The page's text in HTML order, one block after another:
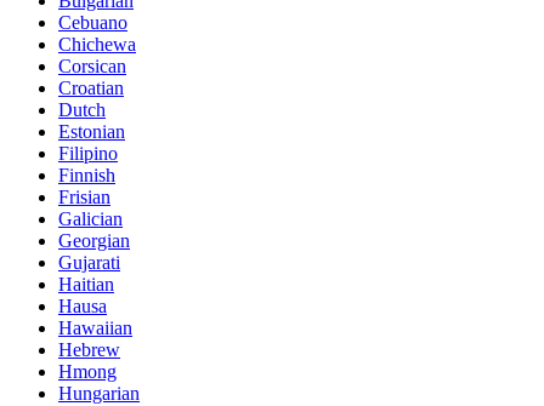
Cebuano
Chichewa
Corsican
Croatian
Dutch
Estonian
Filipino
Finnish
Frisian
Galician
Georgian
Gujarati
Haitian
Hausa
Hawaiian
Hebrew
Hmong
Hungarian